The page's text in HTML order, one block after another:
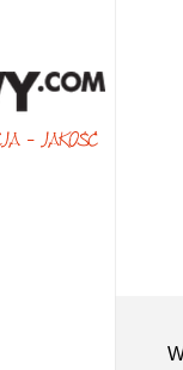
- JAKOŚĆ